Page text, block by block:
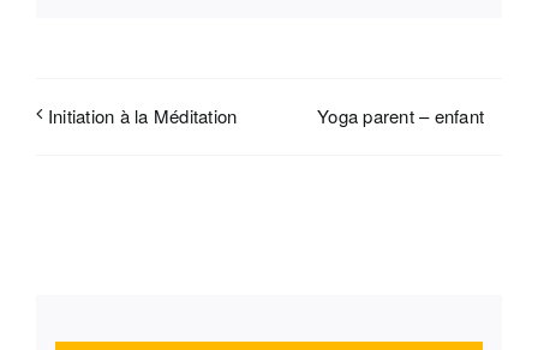
Initiation à la Méditation Yoga parent – enfant